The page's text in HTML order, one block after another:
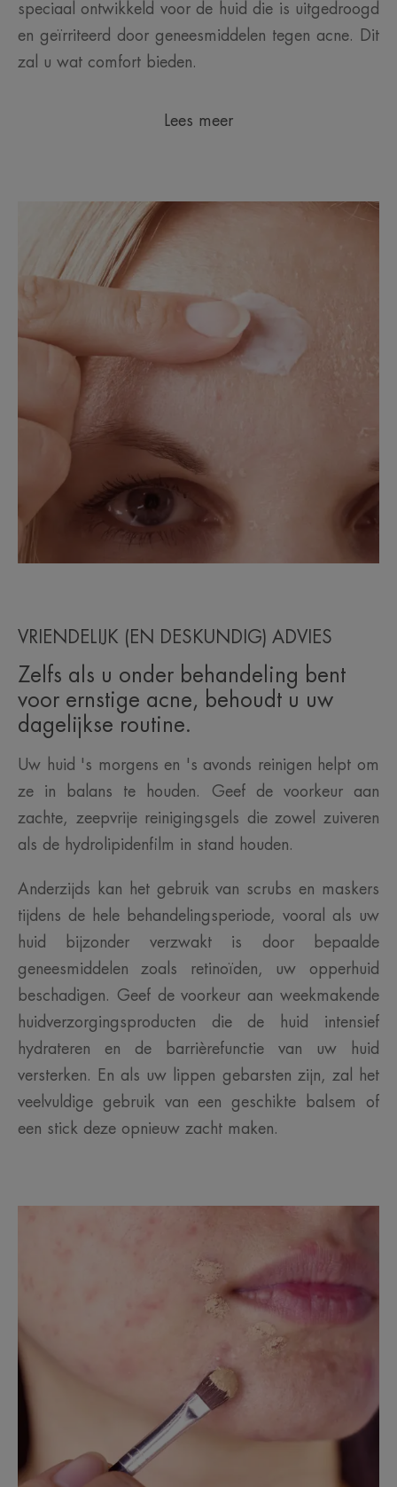
speciaal ontwikkeld voor de huid die is uitgedroogd
en geïrriteerd door geneesmiddelen tegen acne. Dit
zal u wat comfort bieden.
Lees meer
VRIENDELIJK (EN DESKUNDIG) ADVIES
Zelfs als u onder behandeling bent
voor ernstige acne, behoudt u uw
dagelijkse routine.
Uw huid 's morgens en 's avonds reinigen helpt om
ze in balans te houden. Geef de voorkeur aan
zachte, zeepvrije reinigingsgels die zowel zuiveren
als de hydrolipidenfilm in stand houden.
Anderzijds kan het gebruik van scrubs en maskers
tijdens de hele behandelingsperiode, vooral als uw
huid bijzonder verzwakt is door bepaalde
geneesmiddelen zoals retinoïden, uw opperhuid
beschadigen. Geef de voorkeur aan weekmakende
huidverzorgingsproducten die de huid intensief
hydrateren en de barrièrefunctie van uw huid
versterken. En als uw lippen gebarsten zijn, zal het
veelvuldige gebruik van een geschikte balsem of
een stick deze opnieuw zacht maken.